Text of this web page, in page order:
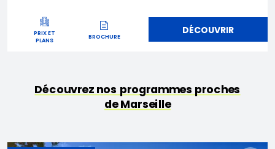
PRIX ET
PLANS
BROCHURE
DÉCOUVRIR
Découvrez nos programmes proches
de Marseille